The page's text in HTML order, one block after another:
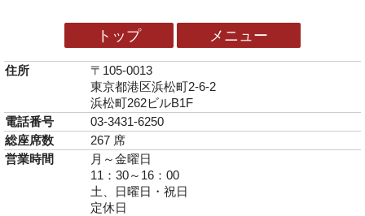
トップ メニュー
住所
〒105-0013
東京都港区浜松町2-6-2
浜松町262ビルB1F
電話番号
03-3431-6250
総座席数
267 席
営業時間
月～金曜日
11：30～16：00
土、日曜日・祝日
定休日